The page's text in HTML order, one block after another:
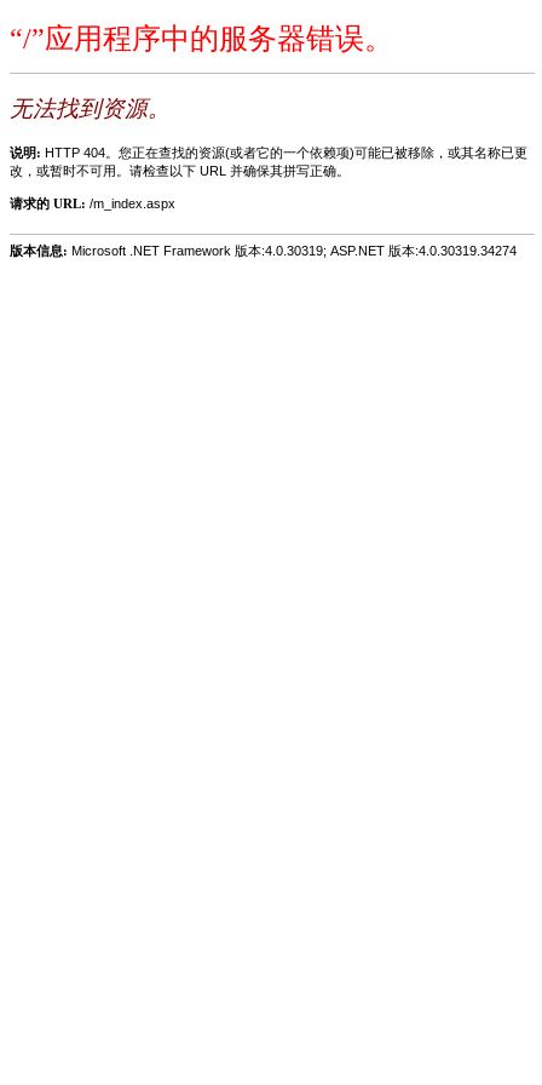
“/”应用程序中的服务器错误。
无法找到资源。
说明: HTTP 404。您正在查找的资源(或者它的一个依赖项)可能已被移除，或其名称已更
改，或暂时不可用。请检查以下 URL 并确保其拼写正确。
请求的 URL: /m_index.aspx
版本信息: Microsoft .NET Framework 版本:4.0.30319; ASP.NET 版本:4.0.30319.34274